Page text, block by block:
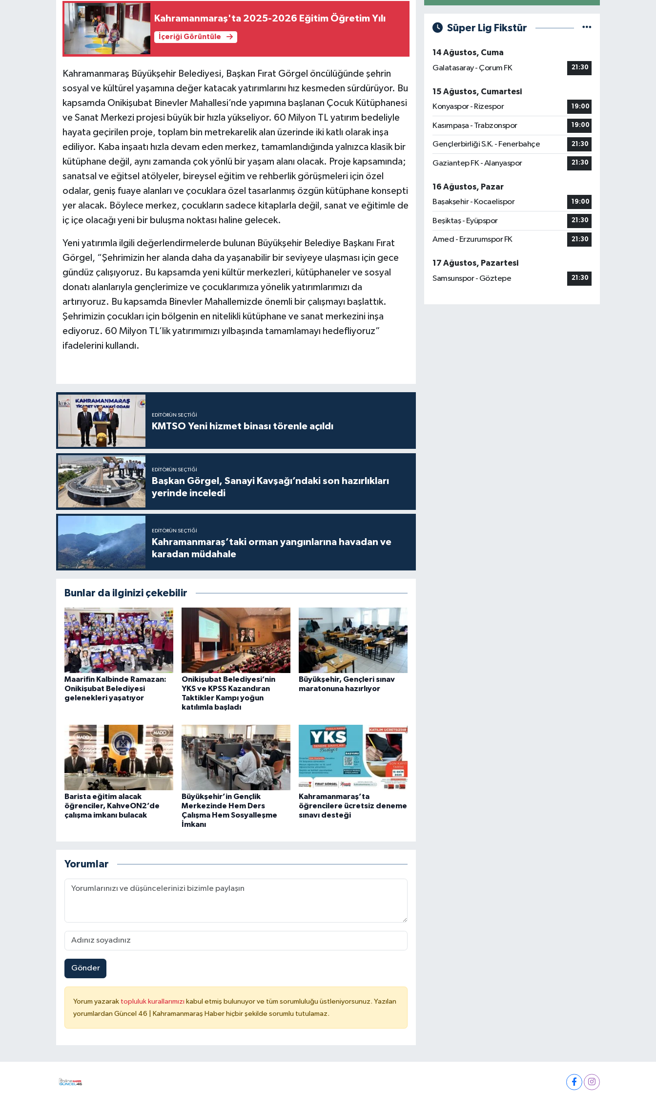
Kahramanmaraş'ta 2025-2026 Eğitim Öğretim Yılı
İçeriği Görüntüle
Kahramanmaraş Büyükşehir Belediyesi, Başkan Fırat Görgel öncülüğünde şehrin
sosyal ve kültürel yaşamına değer katacak yatırımlarını hız kesmeden sürdürüyor. Bu
kapsamda Onikişubat Binevler Mahallesi’nde yapımına başlanan Çocuk Kütüphanesi
ve Sanat Merkezi projesi büyük bir hızla yükseliyor. 60 Milyon TL yatırım bedeliyle
hayata geçirilen proje, toplam bin metrekarelik alan üzerinde iki katlı olarak inşa
ediliyor. Kaba inşaatı hızla devam eden merkez, tamamlandığında yalnızca klasik bir
kütüphane değil, aynı zamanda çok yönlü bir yaşam alanı olacak. Proje kapsamında;
sanatsal ve eğitsel atölyeler, bireysel eğitim ve rehberlik görüşmeleri için özel
odalar, geniş fuaye alanları ve çocuklara özel tasarlanmış özgün kütüphane konsepti
yer alacak. Böylece merkez, çocukların sadece kitaplarla değil, sanat ve eğitimle de
iç içe olacağı yeni bir buluşma noktası haline gelecek.
Yeni yatırımla ilgili değerlendirmelerde bulunan Büyükşehir Belediye Başkanı Fırat
Görgel, “Şehrimizin her alanda daha da yaşanabilir bir seviyeye ulaşması için gece
gündüz çalışıyoruz. Bu kapsamda yeni kültür merkezleri, kütüphaneler ve sosyal
donatı alanlarıyla gençlerimize ve çocuklarımıza yönelik yatırımlarımızı da
artırıyoruz. Bu kapsamda Binevler Mahallemizde önemli bir çalışmayı başlattık.
Şehrimizin çocukları için bölgenin en nitelikli kütüphane ve sanat merkezini inşa
ediyoruz. 60 Milyon TL’lik yatırımımızı yılbaşında tamamlamayı hedefliyoruz”
ifadelerini kullandı.
EDITÖRÜN SEÇTIĞI
KMTSO Yeni hizmet binası törenle açıldı
EDITÖRÜN SEÇTIĞI
Başkan Görgel, Sanayi Kavşağı’ndaki son hazırlıkları
yerinde inceledi
EDITÖRÜN SEÇTIĞI
Kahramanmaraş’taki orman yangınlarına havadan ve
karadan müdahale
Bunlar da ilginizi çekebilir
Maarifin Kalbinde Ramazan:
Onikişubat Belediyesi
gelenekleri yaşatıyor
Onikişubat Belediyesi’nin
YKS ve KPSS Kazandıran
Taktikler Kampı yoğun
katılımla başladı
Büyükşehir, Gençleri sınav
maratonuna hazırlıyor
Barista eğitim alacak
öğrenciler, KahveON2’de
çalışma imkanı bulacak
Büyükşehir’in Gençlik
Merkezinde Hem Ders
Çalışma Hem Sosyalleşme
İmkanı
Kahramanmaraş’ta
öğrencilere ücretsiz deneme
sınavı desteği
Yorumlar
Gönder
Yorum yazarak topluluk kurallarımızı kabul etmiş bulunuyor ve tüm sorumluluğu üstleniyorsunuz. Yazılan
yorumlardan Güncel 46 | Kahramanmaraş Haber hiçbir şekilde sorumlu tutulamaz.
Süper Lig Fikstür
14 Ağustos, Cuma
Galatasaray - Çorum FK
21:30
15 Ağustos, Cumartesi
Konyaspor - Rizespor
19:00
Kasımpaşa - Trabzonspor 19:00
Gençlerbirliği S.K. - Fenerbahçe 21:30
Gaziantep FK - Alanyaspor 21:30
16 Ağustos, Pazar
Başakşehir - Kocaelispor
19:00
Beşiktaş - Eyüpspor 21:30
Amed - Erzurumspor FK 21:30
17 Ağustos, Pazartesi
Samsunspor - Göztepe
21:30